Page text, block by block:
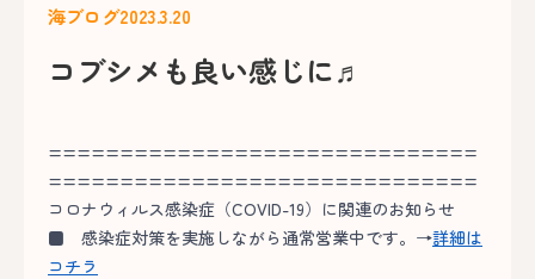
海ブログ2023.3.20
コブシメも良い感じに♬
==============================
==============================
コロナウィルス感染症（COVID-19）に関連のお知らせ
■ 感染症対策を実施しながら通常営業中です。→詳細は
コチラ